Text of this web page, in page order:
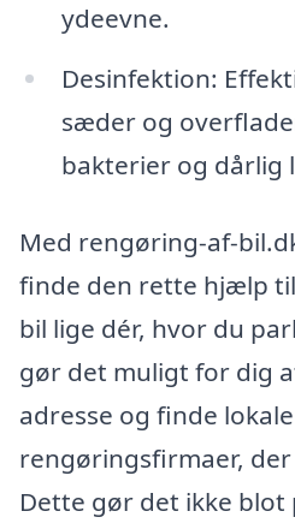
ydeevne.
Desinfektion:
sæder og
bakterier og dårlig
Med rengøring-af-
finde den rette hjælp
bil lige dér, hvor du
gør det muligt for dig
adresse og finde lokale
rengøringsfirmaer,
Dette gør det ikke blot